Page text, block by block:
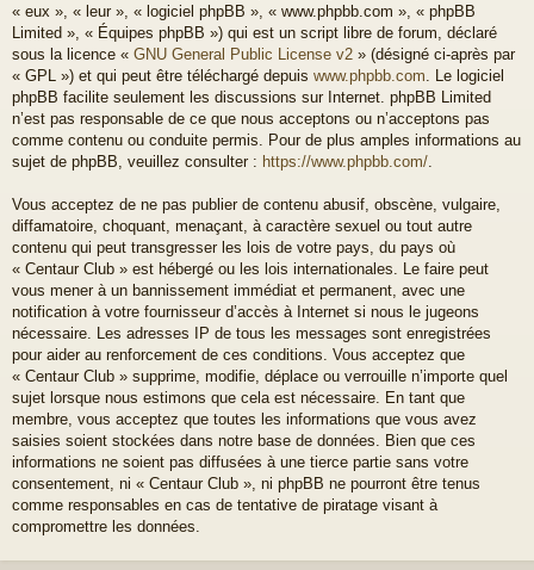
« eux », « leur », « logiciel phpBB », « www.phpbb.com », « phpBB
Limited », « Équipes phpBB ») qui est un script libre de forum, déclaré
sous la licence « GNU General Public License v2 » (désigné ci-après par
« GPL ») et qui peut être téléchargé depuis www.phpbb.com . Le logiciel
phpBB facilite seulement les discussions sur Internet. phpBB Limited
n’est pas responsable de ce que nous acceptons ou n’acceptons pas
comme contenu ou conduite permis. Pour de plus amples informations au
sujet de phpBB, veuillez consulter : https://www.phpbb.com/
Vous acceptez de ne pas publier de contenu abusif, obscène, vulgaire,
diffamatoire, choquant, menaçant, à caractère sexuel ou tout autre
contenu qui peut transgresser les lois de votre pays, du pays où
« Centaur Club » est hébergé ou les lois internationales. Le faire peut
vous mener à un bannissement immédiat et permanent, avec une
notification à votre fournisseur d’accès à Internet si nous le jugeons
nécessaire. Les adresses IP de tous les messages sont enregistrées
pour aider au renforcement de ces conditions. Vous acceptez que
« Centaur Club » supprime, modifie, déplace ou verrouille n’importe quel
sujet lorsque nous estimons que cela est nécessaire. En tant que
membre, vous acceptez que toutes les informations que vous avez
saisies soient stockées dans notre base de données. Bien que ces
informations ne soient pas diffusées à une tierce partie sans votre
consentement, ni « Centaur Club », ni phpBB ne pourront être tenus
comme responsables en cas de tentative de piratage visant à
compromettre les données.